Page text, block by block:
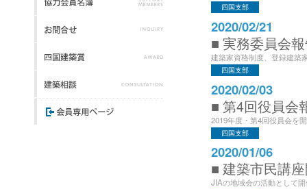
四国支部
2020/02/21
■ 実務委員会
建築家資格制度、登録建
四国支部
2020/02/03
■ 第4回役員会
2019年度・第4回役員会を
四国支部
2020/01/06
■ 建築市民講
JIAの地域会の活動として